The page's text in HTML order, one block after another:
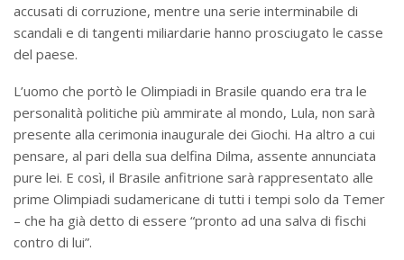
accusati di corruzione, mentre una serie interminabile di
scandali e di tangenti miliardarie hanno prosciugato le casse
del paese.
L’uomo che portò le Olimpiadi in Brasile quando era tra le
personalità politiche più ammirate al mondo, Lula, non sarà
presente alla cerimonia inaugurale dei Giochi. Ha altro a cui
pensare, al pari della sua delfina Dilma, assente annunciata
pure lei. E così, il Brasile anfitrione sarà rappresentato alle
prime Olimpiadi sudamericane di tutti i tempi solo da Temer
– che ha già detto di essere “pronto ad una salva di fischi
contro di lui”.